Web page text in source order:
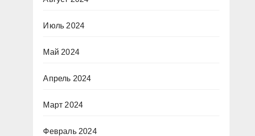
Июль 2024
Май 2024
Апрель 2024
Март 2024
Февраль 2024